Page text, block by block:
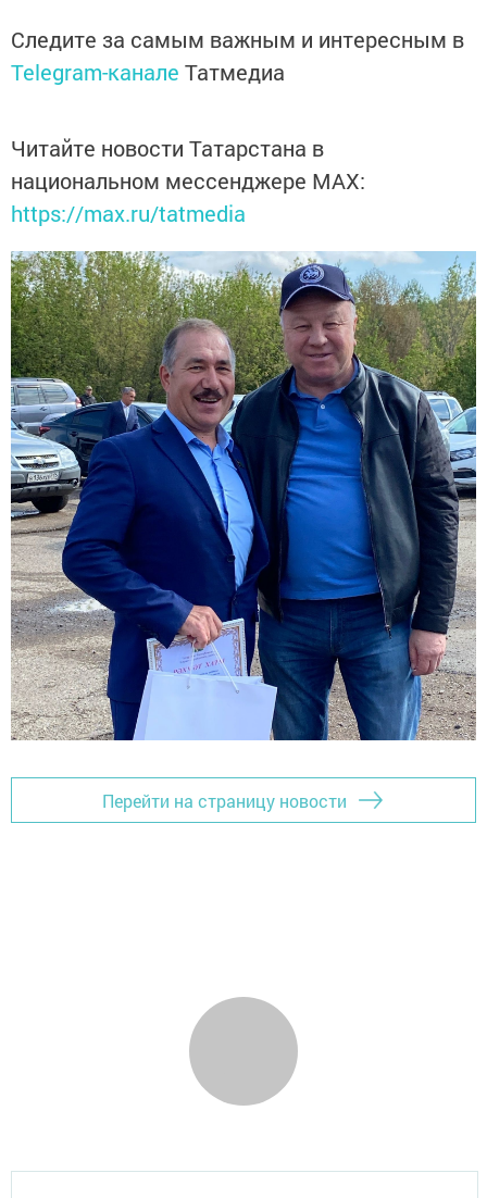
Следите за самым важным и интересным в
Telegram-канале Татмедиа
Читайте новости Татарстана в
национальном мессенджере MАХ:
https://max.ru/tatmedia
Перейти на страницу новости